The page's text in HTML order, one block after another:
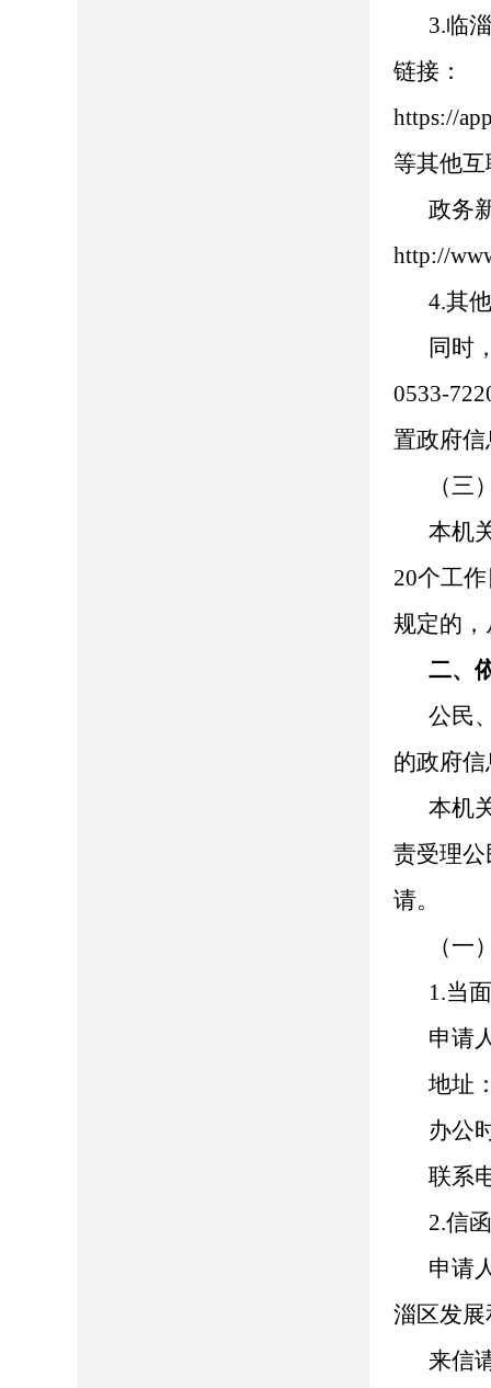
3.临
链接：
https://
等其他
政务
http://
4.其
同时
0533-
置政府
（三
本机
20个工
规定的
二、
公民
的政府
本机
责受理
请。
（一
1.当
申请
地址
办公
联系
2.信
申请
淄区发
来信